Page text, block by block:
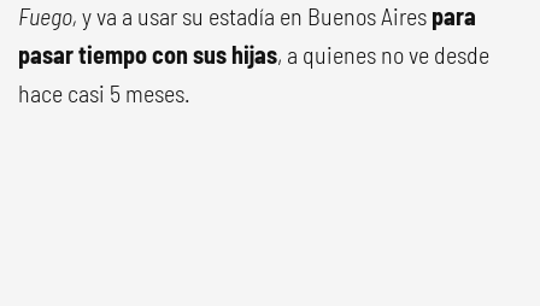
Fuego, y va a usar su estadía en Buenos Aires para
pasar tiempo con sus hijas, a quienes no ve desde
hace casi 5 meses.